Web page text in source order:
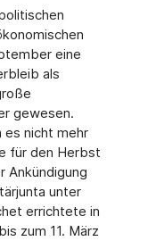
eine
als
gewesen.
es nicht mehr
für den Herbst
Ankündigung
unter
errichtete in
zum 11. März